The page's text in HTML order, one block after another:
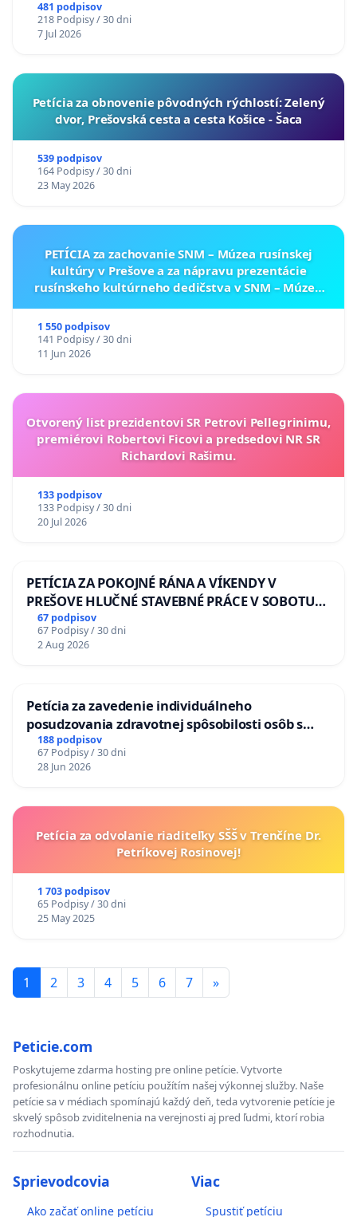
A ZLYHANIE ŠTÁTU
481 podpisov
218 Podpisy / 30 dni
7 Jul 2026
​Petícia za obnovenie pôvodných rýchlostí: Zelený
dvor, Prešovská cesta a cesta Košice - Šaca
539 podpisov
164 Podpisy / 30 dni
23 May 2026
PETÍCIA za zachovanie SNM – Múzea rusínskej
kultúry v Prešove a za nápravu prezentácie
rusínskeho kultúrneho dedičstva v SNM – Múzeu
1 550 podpisov
141 Podpisy / 30 dni
11 Jun 2026
Otvorený list prezidentovi SR Petrovi Pellegrinimu,
premiérovi Robertovi Ficovi a predsedovi NR SR
Richardovi Rašimu.
133 podpisov
133 Podpisy / 30 dni
20 Jul 2026
PETÍCIA ZA POKOJNÉ RÁNA A VÍKENDY V
PREŠOVE HLUČNÉ STAVEBNÉ PRÁCE V SOBOTU
LEN OD 9.00 DO 13.00 HOD., CEZ PRACOVNÝ
TÝŽDEŇ CIEĽ 8.00 – 18.00 HOD. A PRAVIDELNÁ
KONTROLA STAVBY C-AREA NA
67 podpisov
67 Podpisy / 30 dni
2 Aug 2026
Petícia za zavedenie individuálneho
posudzovania zdravotnej spôsobilosti osôb s
diabetom 1. a 2. typu pri prijímaní do
Policajného zboru SR
188 podpisov
67 Podpisy / 30 dni
28 Jun 2026
Petícia za odvolanie riaditeľky SŠŠ v Trenčíne Dr.
Petríkovej Rosinovej!
1 703 podpisov
65 Podpisy / 30 dni
25 May 2025
1 2 3 4 5 6 7 »
Peticie.com
Poskytujeme zdarma hosting pre online petície. Vytvorte
profesionálnu online petíciu použítím našej výkonnej služby. Naše
petície sa v médiach spomínajú každý deň, teda vytvorenie petície je
skvelý spôsob zviditelnenia na verejnosti aj pred ľudmi, ktorí robia
rozhodnutia.
Sprievodcovia
Ako začať online petíciu
Viac
Spustiť petíciu